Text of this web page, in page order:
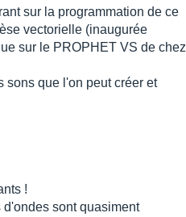
sur la programmation de ce
vectorielle (inaugurée
sur le PROPHET VS de chez
sons que l'on peut créer et
!
sont quasiment